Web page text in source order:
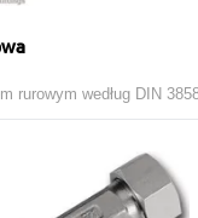
rurowym według DIN